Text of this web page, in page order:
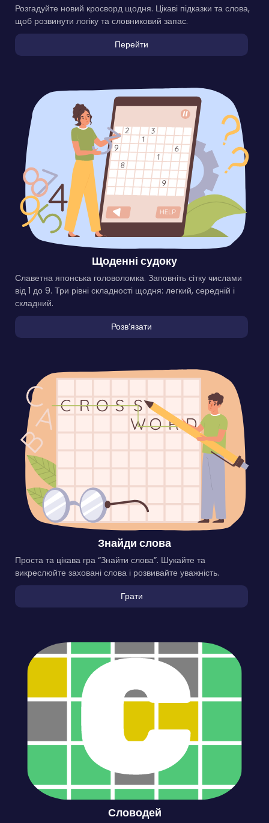
Розгадуйте новий кросворд щодня. Цікаві підказки та слова,
щоб розвинути логіку та словниковий запас.
Перейти
Щоденні судоку
Славетна японська головоломка. Заповніть сітку числами
від 1 до 9. Три рівні складності щодня: легкий, середній і
складний.
Розвʼязати
Знайди слова
Проста та цікава гра “Знайти слова”. Шукайте та
викреслюйте заховані слова і розвивайте уважність.
Грати
Словодей